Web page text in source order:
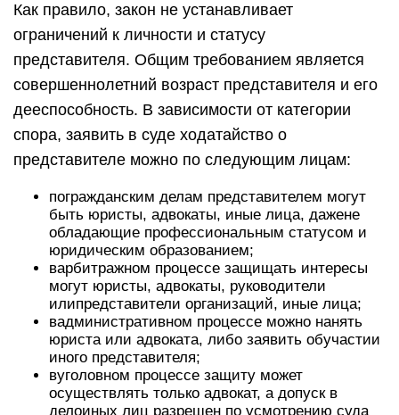
Как правило, закон не устанавливает
ограничений к личности и статусу
представителя. Общим требованием является
совершеннолетний возраст представителя и его
дееспособность. В зависимости от категории
спора, заявить в суде ходатайство о
представителе можно по следующим лицам:
погражданским делам представителем могут
быть юристы, адвокаты, иные лица, дажене
обладающие профессиональным статусом и
юридическим образованием;
варбитражном процессе защищать интересы
могут юристы, адвокаты, руководители
илипредставители организаций, иные лица;
вадминистративном процессе можно нанять
юриста или адвоката, либо заявить обучастии
иного представителя;
вуголовном процессе защиту может
осуществлять только адвокат, а допуск в
делоиных лиц разрешен по усмотрению суда